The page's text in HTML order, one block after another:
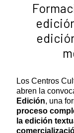
Los Centros
abren la
Edición, una
proceso
la edición